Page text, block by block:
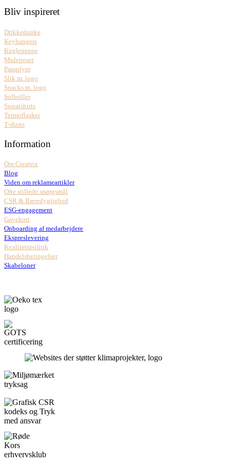
Bliv inspireret
Drikkedunke
Keyhangers
Kuglepenne
Muleposer
Paraplyer
Slik m. logo
Snacks m. logo
Solbriller
Sweatshirts
Termoflasker
T-shirts
Information
Om Creatrix
Blog
Viden om reklameartikler
Ofte stillede spørgsmål
CSR & Bæredygtighed
ESG-engagement
Gavekort
Onboarding af medarbejdere
Ekspreslevering
Kvalitetspolitik
Handelsbetingelser
Skabeloner